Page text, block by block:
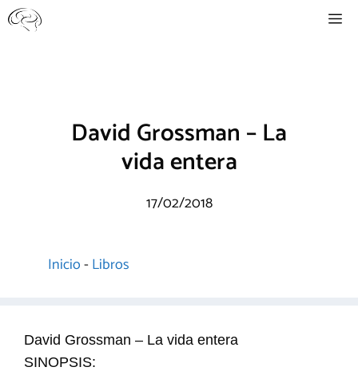
Saltar
al
David Grossman – La
vida entera
17/02/2018
Inicio-Libros
David Grossman – La vida entera
SINOPSIS: